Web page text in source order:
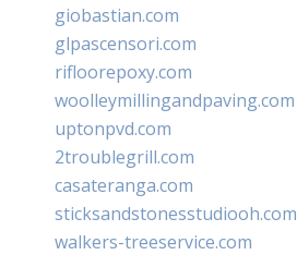
giobastian.com
glpascensori.com
rifloorepoxy.com
woolleymillingandpaving.com
uptonpvd.com
2troublegrill.com
casateranga.com
sticksandstonesstudiooh.com
walkers-treeservice.com